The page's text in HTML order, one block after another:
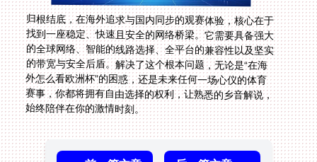
归根结底，在海外追求与国内同步的观赛体验，核心在于
找到一座稳定、快速且安全的网络桥梁。它需要具备强大
的全球网络、智能的线路选择、全平台的兼容性以及坚实
的带宽与安全后盾。解决了这个根本问题，无论是“在海
外怎么看欧洲杯”的困惑，还是未来任何一场心仪的体育
赛事，你都将拥有自由选择的权利，让熟悉的乡音解说，
始终陪伴在你的激情时刻。